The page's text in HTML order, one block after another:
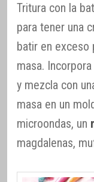
Tritura con la
para tener una
batir en exceso
masa.
y mezcla con
masa en un
microondas, un
magdalenas,